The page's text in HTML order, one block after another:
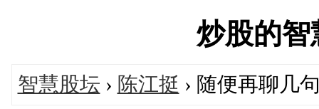
炒股的
智慧股坛 › 陈江挺 › 随便再聊几